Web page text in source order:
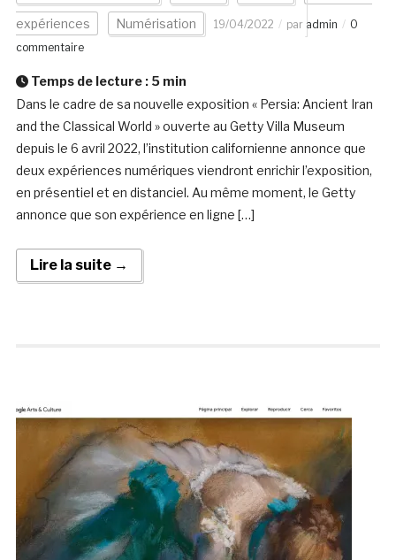
expériences Numérisation 19/04/2022 par admin
0
commentaire
Temps de lecture : 5 min
Dans le cadre de sa nouvelle exposition « Persia: Ancient Iran
and the Classical World » ouverte au Getty Villa Museum
depuis le 6 avril 2022, l’institution californienne annonce que
deux expériences numériques viendront enrichir l’exposition,
en présentiel et en distanciel. Au même moment, le Getty
annonce que son expérience en ligne […]
Lire la suite →